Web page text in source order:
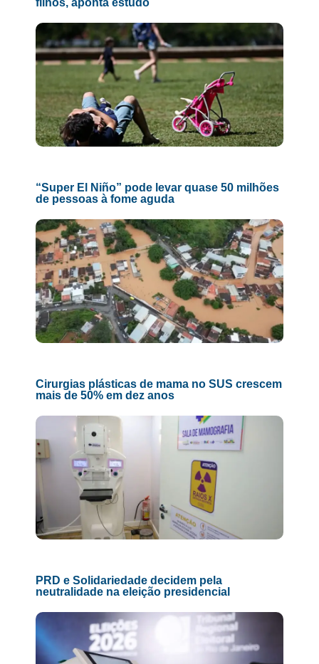
“Super El Niño” pode levar quase 50 milhões
de pessoas à fome aguda
Cirurgias plásticas de mama no SUS crescem
mais de 50% em dez anos
PRD e Solidariedade decidem pela
neutralidade na eleição presidencial